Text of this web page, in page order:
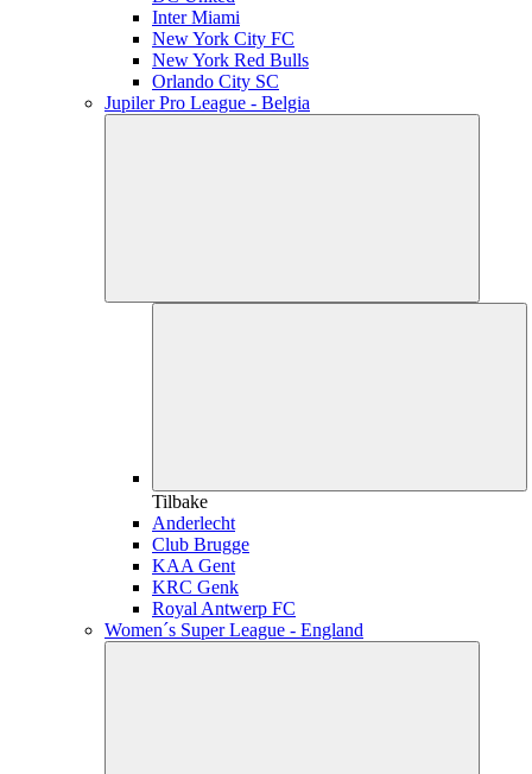
Inter Miami
New York City FC
New York Red Bulls
Orlando City SC
Jupiler Pro League - Belgia
Tilbake
Anderlecht
Club Brugge
KAA Gent
KRC Genk
Royal Antwerp FC
Women´s Super League - England